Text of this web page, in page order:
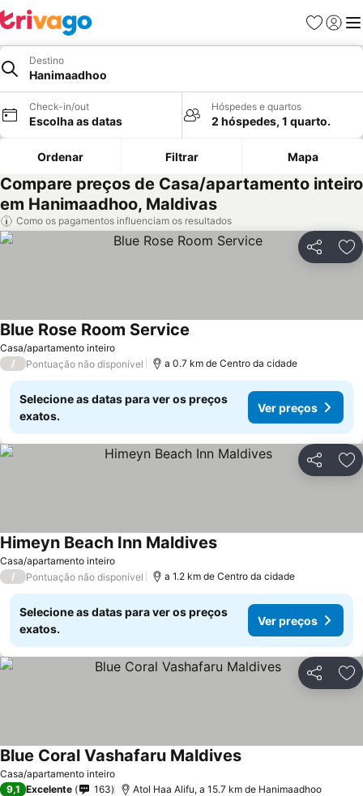
Favoritos
Iniciar
Destino
Hanimaadhoo
Check-in/out
Escolha as datas
Hóspedes e quartos
2 hóspedes, 1 quarto.
Ordenar Filtrar Mapa
Compare preços de Casa/apartamento inteiro
em Hanimaadhoo, Maldivas
Como os pagamentos influenciam os resultados
Partilhar
Casa/apartamento inteiro
Blue Rose Room Service
/ Pontuação não disponível a 0.7 km de Centro da cidade
Selecione as datas para ver os preços
exatos.
Ver preços
Partilhar
Casa/apartamento inteiro
Himeyn Beach Inn MaldivesVer preços
/ Pontuação não disponível a 1.2 km de Centro da cidade
Selecione as datas para ver os preços
exatos.
Ver preços
Partilhar
Casa/apartamento inteiro
Blue Coral Vashafaru MaldivesVer preços
9,1 Excelente 163 Atol Haa Alifu, a 15.7 km de Hanimaadhoo